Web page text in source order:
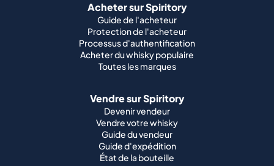
Acheter sur Spiritory
Guide de l'acheteur
Protection de l'acheteur
Processus d'authentification
Acheter du whisky populaire
Toutes les marques
Vendre sur Spiritory
Devenir vendeur
Vendre votre whisky
Guide du vendeur
Guide d'expédition
État de la bouteille